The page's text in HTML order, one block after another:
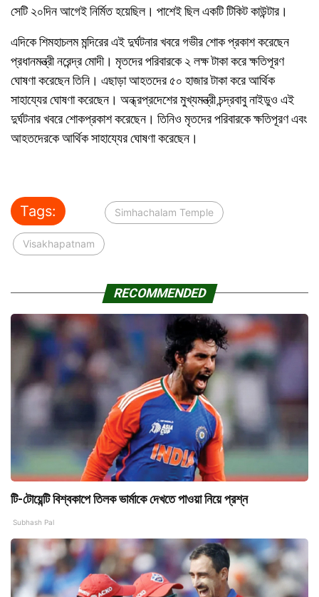
সেটি ২০দিন আগেই নির্মিত হয়েছিল। পাশেই ছিল একটি টিকিট কাউন্টার।
এদিকে শিমহাচলম মন্দিরের এই দুর্ঘটনার খবরে গভীর শোক প্রকাশ করেছেন
প্রধানমন্ত্রী নরেন্দ্র মোদী। মৃতদের পরিবারকে ২ লক্ষ টাকা করে ক্ষতিপূরণ
ঘোষণা করেছেন তিনি। এছাড়া আহতদের ৫০ হাজার টাকা করে আর্থিক
সাহায্যের ঘোষণা করেছেন। অন্ধ্রপ্রদেশের মুখ্যমন্ত্রী চন্দ্রবাবু নাইডুও এই
দুর্ঘটনার খবরে শোকপ্রকাশ করেছেন। তিনিও মৃতদের পরিবারকে ক্ষতিপূরণ এবং
আহতদেরকে আর্থিক সাহায্যের ঘোষণা করেছেন।
Tags: Simhachalam Temple
Visakhapatnam
RECOMMENDED
টি-টোয়েন্টি বিশ্বকাপে তিলক ভার্মাকে দেখতে পাওয়া নিয়ে প্রশ্ন
Subhash Pal